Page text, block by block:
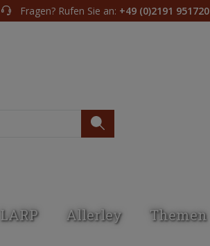
Fragen? Rufen Sie an: +49 (0)2191 951720
LARP Allerley Themen